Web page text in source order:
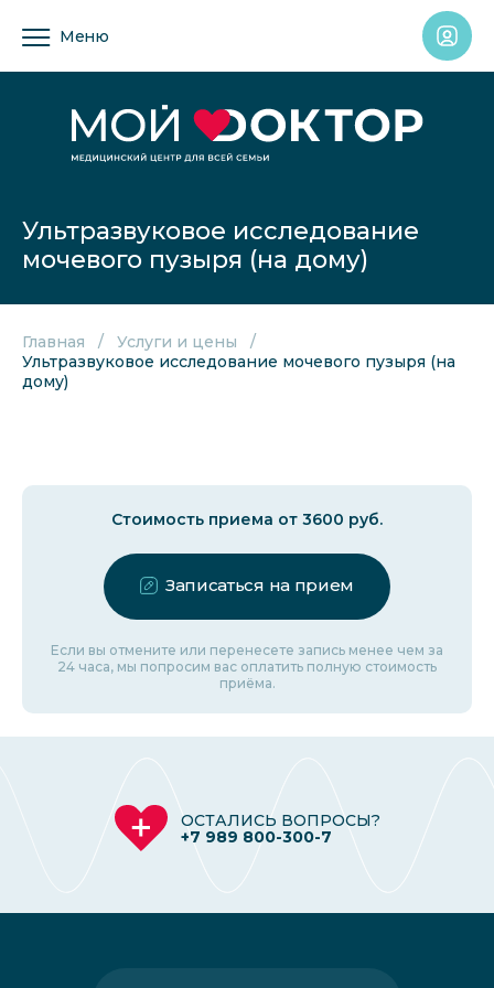
Меню
Ультразвуковое исследование
мочевого пузыря (на дому)
Главная
Услуги и цены
Ультразвуковое исследование мочевого пузыря (на
дому)
Стоимость приема от 3600 руб.
Записаться на прием
Если вы отмените или перенесете запись менее чем за
24 часа, мы попросим вас оплатить полную стоимость
приёма.
ОСТАЛИСЬ ВОПРОСЫ?
+7 989 800-300-7